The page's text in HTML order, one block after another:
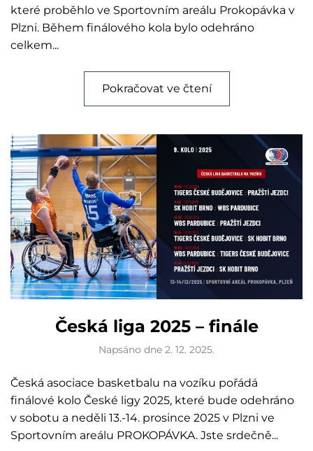
které proběhlo ve Sportovním areálu Prokopávka v
Plzni. Během finálového kola bylo odehráno
celkem...
Pokračovat ve čtení
Česká liga 2025 – finále
Napsáno dne 2. 12. 2025.
Česká asociace basketbalu na vozíku pořádá
finálové kolo České ligy 2025, které bude odehráno
v sobotu a neděli 13.-14. prosince 2025 v Plzni ve
Sportovním areálu PROKOPÁVKA. Jste srdečně...